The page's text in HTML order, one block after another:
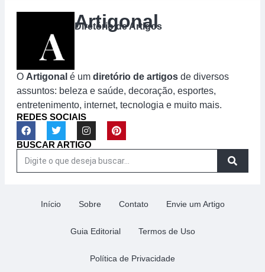
Artigonal
Diretório de Artigos
O Artigonal é um diretório de artigos de diversos
assuntos: beleza e saúde, decoração, esportes,
entretenimento, internet, tecnologia e muito mais.
REDES SOCIAIS
BUSCAR ARTIGO
Início Sobre Contato Envie um Artigo
Guia Editorial Termos de Uso
Política de Privacidade